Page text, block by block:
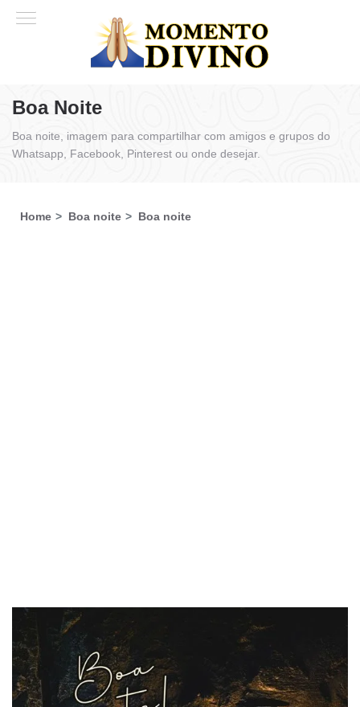
Boa Noite
Boa noite, imagem para compartilhar com amigos e grupos do
Whatsapp, Facebook, Pinterest ou onde desejar.
Home Boa noite Boa noite